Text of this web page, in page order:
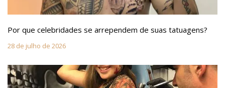
Por que celebridades se arrependem de suas tatuagens?
28 de julho de 2026